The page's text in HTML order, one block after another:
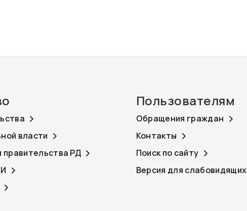
власти
правительства РД
Пользователям
Обращения граждан
Контакты
Поиск по сайту
Версия для слабовидящих